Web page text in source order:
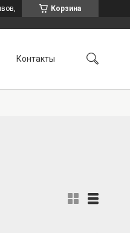
Корзина
Контакты